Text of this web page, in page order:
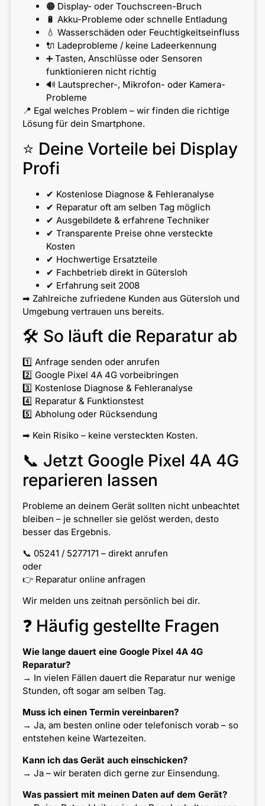
🟠 Display- oder Touchscreen-Bruch
🔋 Akku-Probleme oder schnelle Entladung
💧 Wasserschäden oder Feuchtigkeitseinfluss
🔌 Ladeprobleme / keine Ladeerkennung
➕ Tasten, Anschlüsse oder Sensoren
funktionieren nicht richtig
🔊 Lautsprecher-, Mikrofon- oder Kamera-
Probleme
📍 Egal welches Problem – wir finden die richtige
Lösung für dein Smartphone.
⭐ Deine Vorteile bei Display
Profi
✔ Kostenlose Diagnose & Fehleranalyse
✔ Reparatur oft am selben Tag möglich
✔ Ausgebildete & erfahrene Techniker
✔ Transparente Preise ohne versteckte
Kosten
✔ Hochwertige Ersatzteile
✔ Fachbetrieb direkt in Gütersloh
✔ Erfahrung seit 2008
➡ Zahlreiche zufriedene Kunden aus Gütersloh und
Umgebung vertrauen uns bereits.
🛠 So läuft die Reparatur ab
1️⃣ Anfrage senden oder anrufen
2️⃣ Google Pixel 4A 4G vorbeibringen
3️⃣ Kostenlose Diagnose & Fehleranalyse
4️⃣ Reparatur & Funktionstest
5️⃣ Abholung oder Rücksendung
➡ Kein Risiko – keine versteckten Kosten.
📞 Jetzt Google Pixel 4A 4G
reparieren lassen
Probleme an deinem Gerät sollten nicht unbeachtet
bleiben – je schneller sie gelöst werden, desto
besser das Ergebnis.
📞 05241 / 5277171 – direkt anrufen
oder
👉 Reparatur online anfragen
Wir melden uns zeitnah persönlich bei dir.
❓ Häufig gestellte Fragen
Wie lange dauert eine Google Pixel 4A 4G
Reparatur?
→ In vielen Fällen dauert die Reparatur nur wenige
Stunden, oft sogar am selben Tag.
Muss ich einen Termin vereinbaren?
→ Ja, am besten online oder telefonisch vorab – so
entstehen keine Wartezeiten.
Kann ich das Gerät auch einschicken?
→ Ja – wir beraten dich gerne zur Einsendung.
Was passiert mit meinen Daten auf dem Gerät?